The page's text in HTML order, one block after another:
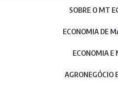
SOBRE O MT
ECONOMIA DE
ECONOMIA E
AGRONEGÓCIO